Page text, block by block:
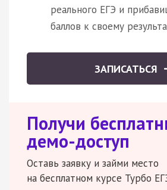
реального ЕГЭ и
баллов к своему
ЗАПИСАТЬСЯ
Получи
демо-доступ
Оставь заявку и займи место
на бесплатном курсе Турбо